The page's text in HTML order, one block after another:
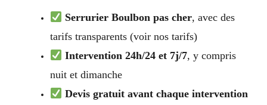
Serrurier Boulbon pas cher, avec des
tarifs transparents (voir nos tarifs)
Intervention 24h/24 et 7j/7, y compris
nuit et dimanche
Devis gratuit avant chaque intervention